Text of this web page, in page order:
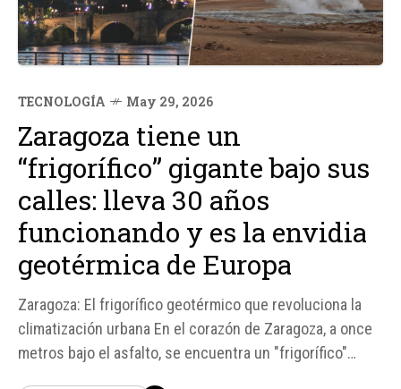
TECNOLOGÍA May 29, 2026
Zaragoza tiene un
“frigorífico” gigante bajo sus
calles: lleva 30 años
funcionando y es la envidia
geotérmica de Europa
Zaragoza: El frigorífico geotérmico que revoluciona la
climatización urbana En el corazón de Zaragoza, a once
metros bajo el asfalto, se encuentra un "frigorífico"